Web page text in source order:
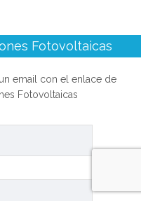
Fotovoltaicas
email con el enlace de
Fotovoltaicas